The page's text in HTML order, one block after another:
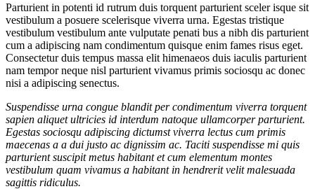
Parturient in potenti id rutrum duis torquent parturient sceler isque sit
vestibulum a posuere scelerisque viverra urna. Egestas tristique
vestibulum vestibulum ante vulputate penati bus a nibh dis parturient
cum a adipiscing nam condimentum quisque enim fames risus eget.
Consectetur duis tempus massa elit himenaeos duis iaculis parturient
nam tempor neque nisl parturient vivamus primis sociosqu ac donec
nisi a adipiscing senectus.
Suspendisse urna congue blandit per condimentum viverra torquent
sapien aliquet ultricies id interdum natoque ullamcorper parturient.
Egestas sociosqu adipiscing dictumst viverra lectus cum primis
maecenas a a dui justo ac dignissim ac. Taciti suspendisse mi quis
parturient suscipit metus habitant et cum elementum montes
vestibulum quam vivamus a habitant in hendrerit velit malesuada
sagittis ridiculus.